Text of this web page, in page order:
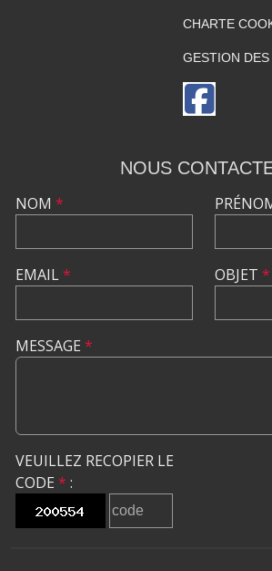
CHARTE
GESTION
NOUS
NOM *
EMAIL* OBJET *
MESSAGE *
VEUILLEZ RECOPIER LE
CODE * :